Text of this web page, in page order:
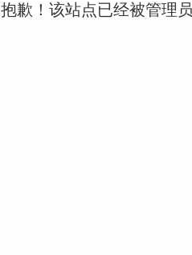
抱歉！该站点已经被管理